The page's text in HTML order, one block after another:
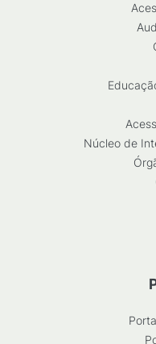
Núcleo de